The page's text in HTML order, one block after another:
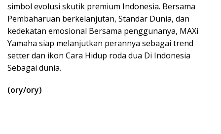
simbol evolusi skutik premium Indonesia. Bersama
Pembaharuan berkelanjutan, Standar Dunia, dan
kedekatan emosional Bersama penggunanya, MAXi
Yamaha siap melanjutkan perannya sebagai trend
setter dan ikon Cara Hidup roda dua Di Indonesia
Sebagai dunia.
(ory/ory)